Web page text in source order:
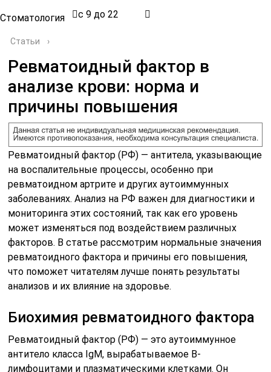
Стоматология с 9 до 22
Статьи ›
Ревматоидный фактор в
анализе крови: норма и
причины повышения
Ревматоидный фактор (РФ) — антитела, указывающие
на воспалительные процессы, особенно при
ревматоидном артрите и других аутоиммунных
заболеваниях. Анализ на РФ важен для диагностики и
мониторинга этих состояний, так как его уровень
может изменяться под воздействием различных
факторов. В статье рассмотрим нормальные значения
ревматоидного фактора и причины его повышения,
что поможет читателям лучше понять результаты
анализов и их влияние на здоровье.
Биохимия ревматоидного фактора
Ревматоидный фактор (РФ) — это аутоиммунное
антитело класса IgM, вырабатываемое В-
лимфоцитами и плазматическими клетками. Он